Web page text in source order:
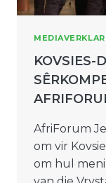
KOVSIES-
AfriForum
om vir
om hul